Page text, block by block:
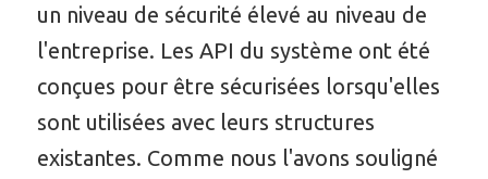
un niveau de sécurité élevé au niveau de
l'entreprise. Les API du système ont été
conçues pour être sécurisées lorsqu'elles
sont utilisées avec leurs structures
existantes. Comme nous l'avons souligné